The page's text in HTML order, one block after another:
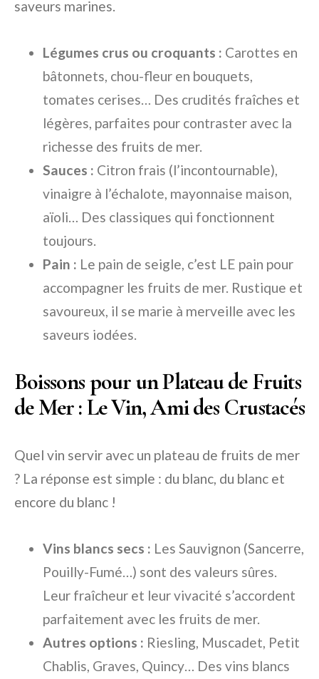
saveurs marines.
Légumes crus ou croquants : Carottes en
bâtonnets, chou-fleur en bouquets,
tomates cerises… Des crudités fraîches et
légères, parfaites pour contraster avec la
richesse des fruits de mer.
Sauces : Citron frais (l’incontournable),
vinaigre à l’échalote, mayonnaise maison,
aïoli… Des classiques qui fonctionnent
toujours.
Pain : Le pain de seigle, c’est LE pain pour
accompagner les fruits de mer. Rustique et
savoureux, il se marie à merveille avec les
saveurs iodées.
Boissons pour un Plateau de Fruits
de Mer : Le Vin, Ami des Crustacés
Quel vin servir avec un plateau de fruits de mer
? La réponse est simple : du blanc, du blanc et
encore du blanc !
Vins blancs secs : Les Sauvignon (Sancerre,
Pouilly-Fumé…) sont des valeurs sûres.
Leur fraîcheur et leur vivacité s’accordent
parfaitement avec les fruits de mer.
Autres options : Riesling, Muscadet, Petit
Chablis, Graves, Quincy… Des vins blancs